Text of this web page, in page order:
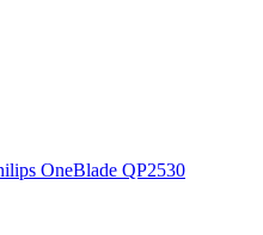
OneBlade QP2530